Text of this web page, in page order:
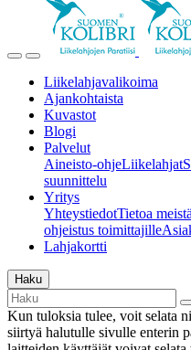
Liikelahjavalikoima
Ajankohtaista
Kuvastot
Blogi
Palvelut
Aineisto-ohjeLiikelahjat
suunnittelu
Yritys
YhteystiedotTietoa meistä
ohjeistus toimittajille
Lahjakortti
Haku
Kun tuloksia tulee, voit selata
siirtyä halutulle sivulle enterin